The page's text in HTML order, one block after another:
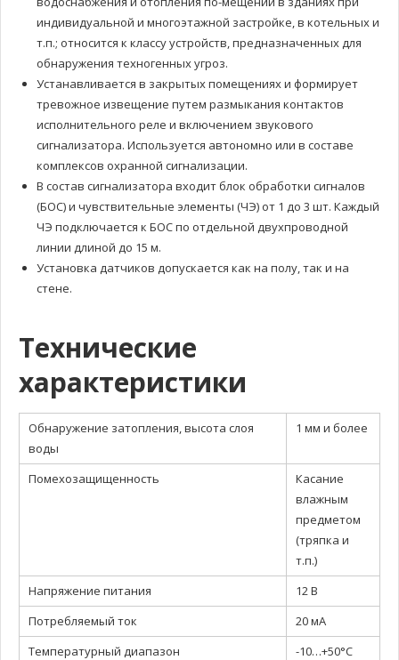
индивидуальной и многоэтажной застройке, в котельных и
т.п.; относится к классу устройств, предназначенных для
обнаружения техногенных угроз.
Устанавливается в закрытых помещениях и формирует
тревожное извещение путем размыкания контактов
исполнительного реле и включением звукового
сигнализатора. Используется автономно или в составе
комплексов охранной сигнализации.
В состав сигнализатора входит блок обработки сигналов
(БОС) и чувствительные элементы (ЧЭ) от 1 до 3 шт. Каждый
ЧЭ подключается к БОС по отдельной двухпроводной
линии длиной до 15 м.
Установка датчиков допускается как на полу, так и на
стене.
Технические
характеристики
Обнаружение затопления, высота слоя
воды
1 мм и более
Помехозащищенность
Касание
влажным
предметом
(тряпка и
т.п.)
Напряжение питания
12 В
Потребляемый ток
20 мА
Температурный диапазон
-10…+50°С